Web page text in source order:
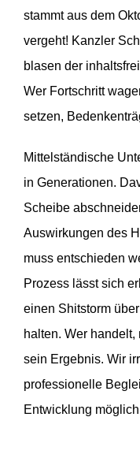
stammt aus dem
vergeht! Kanzler
blasen der
Wer Fortschritt
setzen,
Mittel­stän­dische
in Genera­tionen.
Scheibe
Auswir­kungen des
muss entschieden
Prozess lässt sich
einen Shitstorm
halten. Wer
sein Ergebnis. Wir
profes­sio­nelle
Entwicklung